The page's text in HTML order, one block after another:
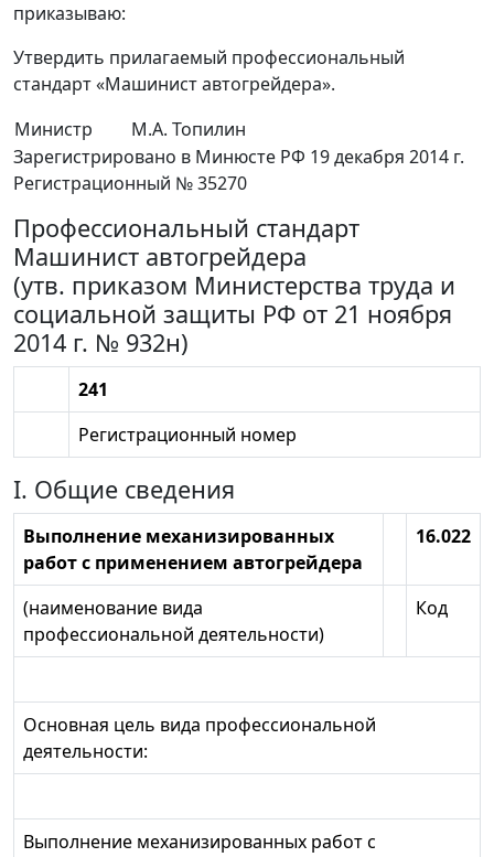
приказываю:
Утвердить прилагаемый профессиональный
стандарт «Машинист автогрейдера».
Министр
M.A. Топилин
Зарегистрировано в Минюсте РФ 19 декабря 2014 г.
Регистрационный № 35270
Профессиональный стандарт
Машинист автогрейдера
(утв. приказом Министерства труда и
социальной защиты РФ от 21 ноября
2014 г. № 932н)
241
Регистрационный номер
I. Общие сведения
Выполнение механизированных
работ с применением автогрейдера
16.022
(наименование вида
профессиональной деятельности)
Код
Основная цель вида профессиональной
деятельности:
Выполнение механизированных работ с